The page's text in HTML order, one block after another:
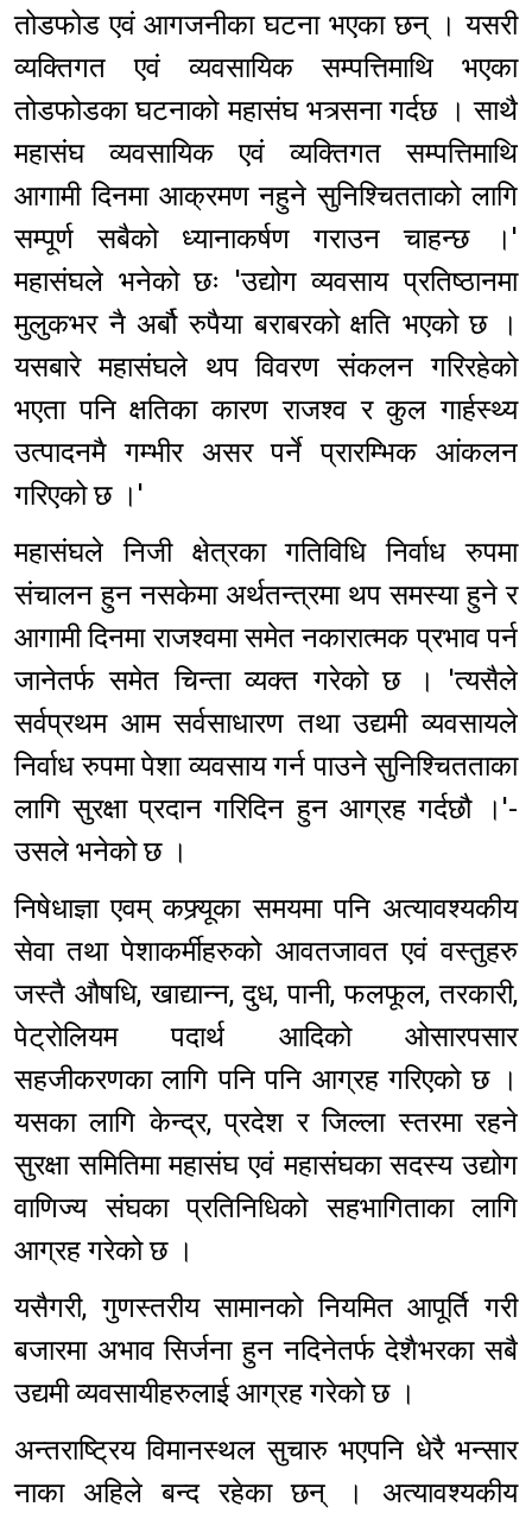
तोडफोड एवं आगजनीका घटना भएका छन् । यसरी
व्यक्तिगत एवं व्यवसायिक सम्पत्तिमाथि भएका
तोडफोडका घटनाको महासंघ भत्र्सना गर्दछ । साथै
महासंघ व्यवसायिक एवं व्यक्तिगत सम्पत्तिमाथि
आगामी दिनमा आक्रमण नहुने सुनिश्चितताको लागि
सम्पूर्ण सबैको ध्यानाकर्षण गराउन चाहन्छ ।'
महासंघले भनेको छः 'उद्योग व्यवसाय प्रतिष्ठानमा
मुलुकभर नै अर्बौ रुपैया बराबरको क्षति भएको छ ।
यसबारे महासंघले थप विवरण संकलन गरिरहेको
भएता पनि क्षतिका कारण राजश्व र कुल गार्हस्थ्य
उत्पादनमै गम्भीर असर पर्ने प्रारम्भिक आंकलन
गरिएको छ ।'
महासंघले निजी क्षेत्रका गतिविधि निर्वाध रुपमा
संचालन हुन नसकेमा अर्थतन्त्रमा थप समस्या हुने र
आगामी दिनमा राजश्वमा समेत नकारात्मक प्रभाव पर्न
जानेतर्फ समेत चिन्ता व्यक्त गरेको छ । 'त्यसैले
सर्वप्रथम आम सर्वसाधारण तथा उद्यमी व्यवसायले
निर्वाध रुपमा पेशा व्यवसाय गर्न पाउने सुनिश्चितताका
लागि सुरक्षा प्रदान गरिदिन हुन आग्रह गर्दछौ ।'-
उसले भनेको छ ।
निषेधाज्ञा एवम् कफ्र्यूका समयमा पनि अत्यावश्यकीय
सेवा तथा पेशाकर्मीहरुको आवतजावत एवं वस्तुहरु
जस्तै औषधि, खाद्यान्न, दुध, पानी, फलफूल, तरकारी,
पेट्रोलियम पदार्थ आदिको ओसारपसार
सहजीकरणका लागि पनि पनि आग्रह गरिएको छ ।
यसका लागि केन्द्र, प्रदेश र जिल्ला स्तरमा रहने
सुरक्षा समितिमा महासंघ एवं महासंघका सदस्य उद्योग
वाणिज्य संघका प्रतिनिधिको सहभागिताका लागि
आग्रह गरेको छ ।
यसैगरी, गुणस्तरीय सामानको नियमित आपूर्ति गरी
बजारमा अभाव सिर्जना हुन नदिनेतर्फ देशैभरका सबै
उद्यमी व्यवसायीहरुलाई आग्रह गरेको छ ।
अन्तराष्ट्रिय विमानस्थल सुचारु भएपनि धेरै भन्सार
नाका अहिले बन्द रहेका छन् । अत्यावश्यकीय